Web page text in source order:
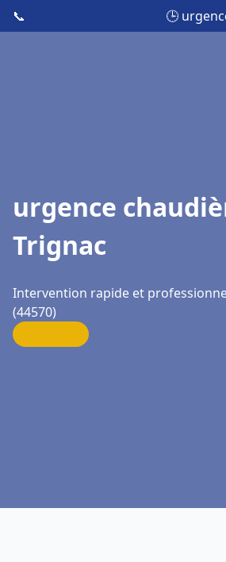
📞 🕒
urgence
Trignac
Intervention rapide et
(44570)